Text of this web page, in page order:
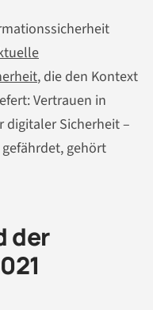
, die den Kontext
Vertrauen in
Sicherheit –
gehört
der